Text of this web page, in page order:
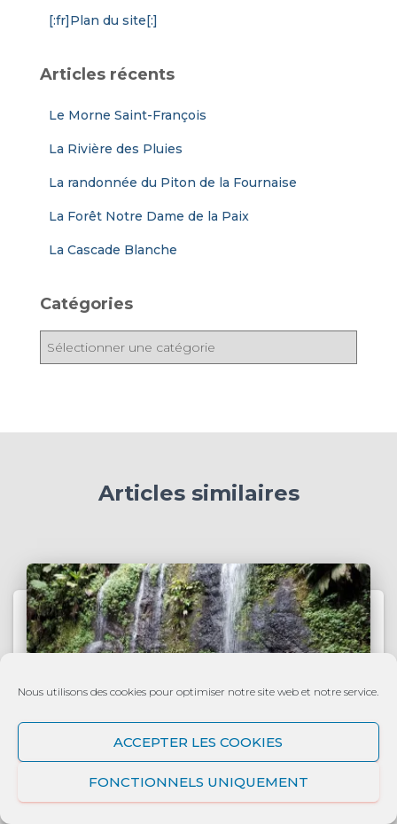
Nous utilisons des cookies pour optimiser notre site web et notre service.
ACCEPTER LES COOKIES
FONCTIONNELS UNIQUEMENT
[:fr]Plan du site[:]
Articles récents
Le Morne Saint-François
La Rivière des Pluies
La randonnée du Piton de la Fournaise
La Forêt Notre Dame de la Paix
La Cascade Blanche
Catégories
o
Articles similaires